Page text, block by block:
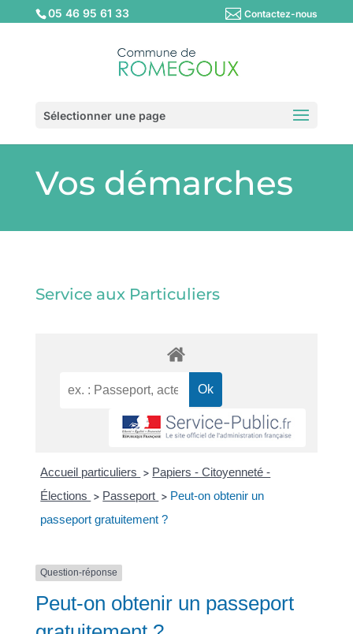
05 46 95 61 33 Contactez-nous
Sélectionner une page
Vos démarches
Service aux Particuliers
Accueil particuliers > Papiers - Citoyenneté -
Élections > Passeport > Peut-on obtenir un
passeport gratuitement ?
Question-réponse
Peut-on obtenir un passeport